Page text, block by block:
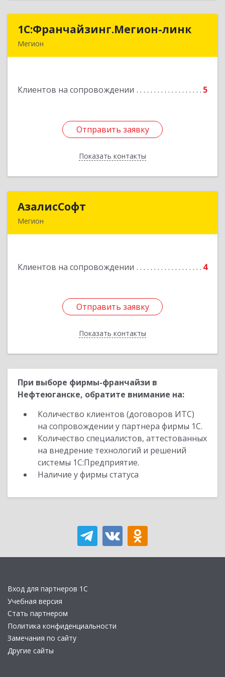
1С:Франчайзинг.Мегион-линк
Мегион
Клиентов на сопровождении 5
Отправить заявку
Показать контакты
1С:Франчайзинг.Мегион-линк
Отправить заявку
Назад
АзалисСофт
Мегион
Клиентов на сопровождении 4
Отправить заявку
Показать контакты
Отправить заявку
Назад
При выборе фирмы-франчайзи в
Нефтеюганске, обратите внимание на:
Количество клиентов (договоров ИТС)
на сопровождении у партнера фирмы 1С.
Количество специалистов, аттестованных
на внедрение технологий и решений
системы 1С:Предприятие.
Наличие у фирмы статуса
Вход для партнеров 1С
Учебная версия
Стать партнером
Политика конфиденциальности
Замечания по сайту
Другие сайты